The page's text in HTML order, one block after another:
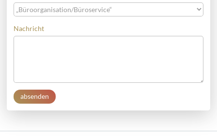
Nachricht
absenden